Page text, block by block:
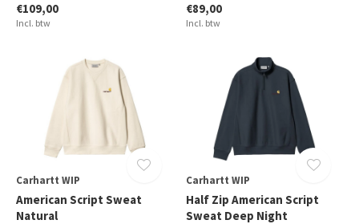
€109,00
Incl. btw
€89,00
Incl. btw
Carhartt WIP
American Script Sweat
Natural
Carhartt WIP
Half Zip American Script
Sweat Deep Night